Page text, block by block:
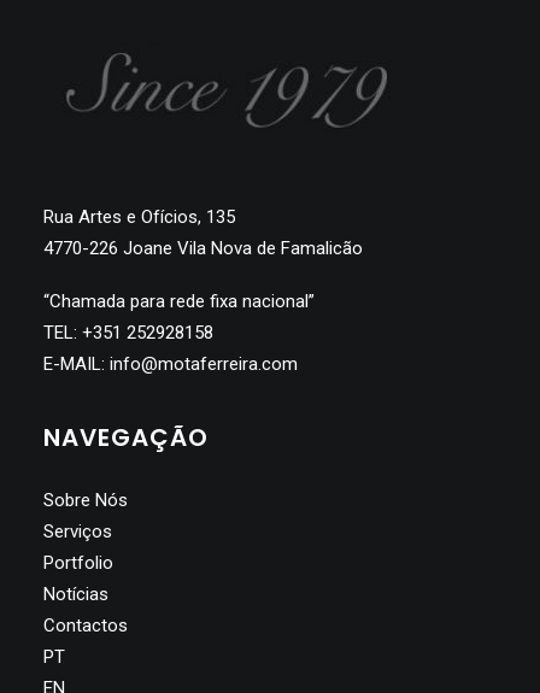
Rua Artes e Ofícios, 135
4770-226 Joane Vila Nova de Famalicão
“Chamada para rede fixa nacional”
TEL: +351 252928158
E-MAIL: info@motaferreira.com
NAVEGAÇÃO
Sobre Nós
Serviços
Portfolio
Notícias
Contactos
PT
EN